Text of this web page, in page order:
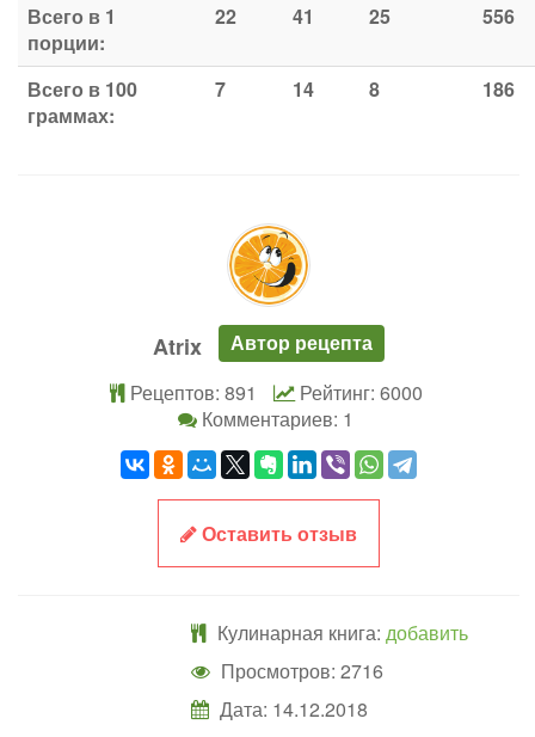
Всего в 1
порции:
22 41 25 556
Всего в 100
граммах:
7 14 8 186
Atrix
Автор рецепта
Рецептов: 891
Рейтинг: 6000
Комментариев: 1
Оставить отзыв
Кулинарная книга: добавить
Просмотров: 2716
Дата: 14.12.2018